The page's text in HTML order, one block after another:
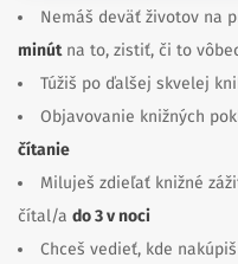
Nemáš deväť životov na
minútna to, zistiť, či to
Túžiš po ďalšej skvelej
Objavovanie knižných
čítanie
Miluješ zdieľať knižné
čítal/a do 3 v noci
Chceš vedieť, kde